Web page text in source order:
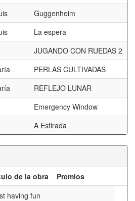
Guggenheim
La espera
JUGANDO CON RUEDAS 2
PERLAS CULTIVADAS
REFLEJO LUNAR
Emergency Window
A Estirada
de la obra
Premios
having fun